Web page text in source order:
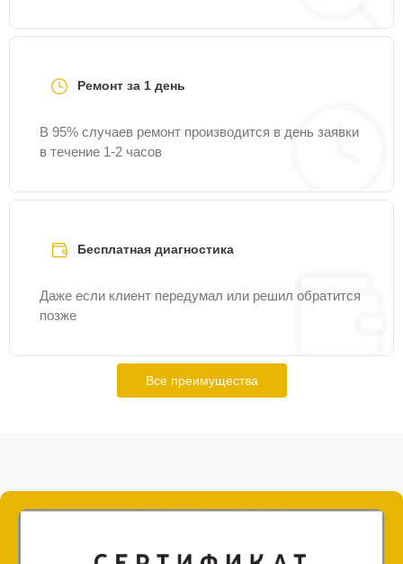
Ремонт за 1 день
В 95% случаев ремонт производится в день заявки
в течение 1-2 часов
Бесплатная диагностика
Даже если клиент передумал или решил обратится
позже
Все преимущества